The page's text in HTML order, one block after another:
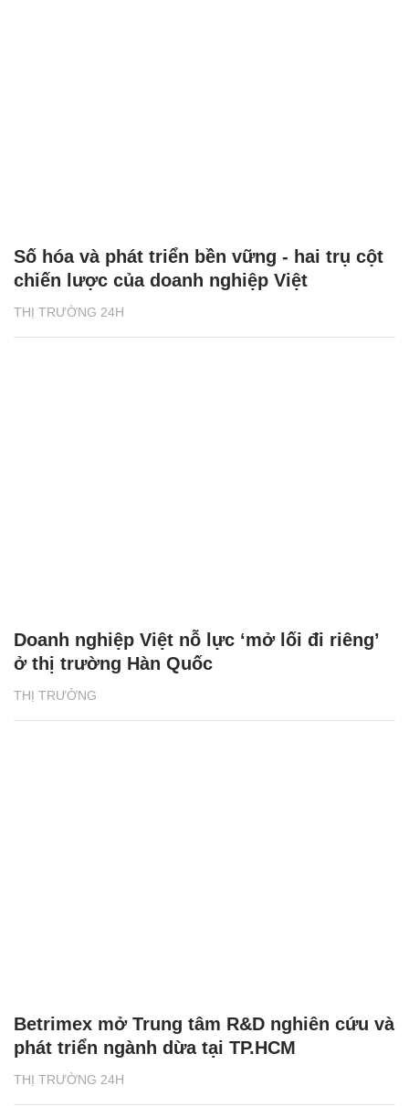
THỊ TRƯỜNG 24H
Số hóa và phát triển bền vững - hai trụ cột
chiến lược của doanh nghiệp Việt
THỊ TRƯỜNG
Doanh nghiệp Việt nỗ lực ‘mở lối đi riêng’
ở thị trường Hàn Quốc
THỊ TRƯỜNG 24H
Betrimex mở Trung tâm R&D nghiên cứu và
phát triển ngành dừa tại TP.HCM